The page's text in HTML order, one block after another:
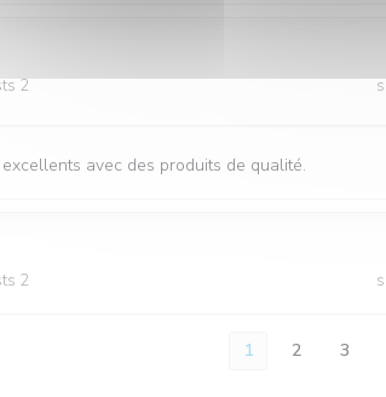
2
avec des produits de qualité.
2
1 2 3